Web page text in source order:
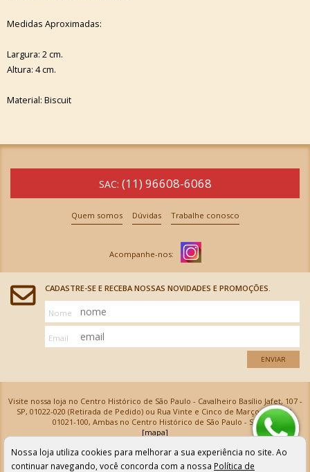
Medidas Aproximadas:
Largura: 2 cm.
Altura: 4 cm.
Material: Biscuit
SAC: (11) 96608-6068
Quem somos Dúvidas Trabalhe conosco
CADASTRE-SE E RECEBA NOSSAS NOVIDADES E PROMOÇÕES.
Nome
Email
ENVIAR
Visite nossa loja no Centro Histórico de São Paulo - Cavalheiro Basílio Jafet, 107 -
SP, 01022-020 (Retirada de Pedido) ou Rua Vinte e Cinco de Março, 576 - SP,
01021-100, Ambas no Centro Histórico de São Paulo - SP
[mapa]
Armarinhos Santa Cecília Ltda | CNPJ: 61.069.639/0001-18
Os preços e as condições de pagamento apresentadas na loja virtual não valem para nossa loja física e
podem sofrer alterações sem aviso prévio. Vendas com cartão de crédito sujeitas a análise e
Nossa loja utiliza cookies para melhorar a sua experiência no site. Ao
continuar navegando, você concorda com a nossa Política de